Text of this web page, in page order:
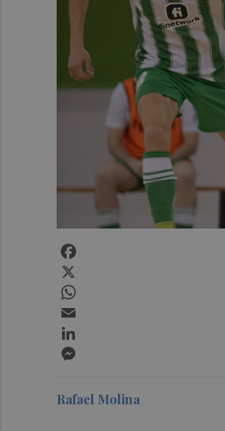
Rafael Molina